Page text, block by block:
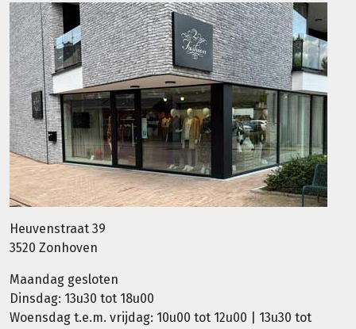
Heuvenstraat 39
3520 Zonhoven
Maandag gesloten
Dinsdag: 13u30 tot 18u00
Woensdag t.e.m. vrijdag: 10u00 tot 12u00 | 13u30 tot